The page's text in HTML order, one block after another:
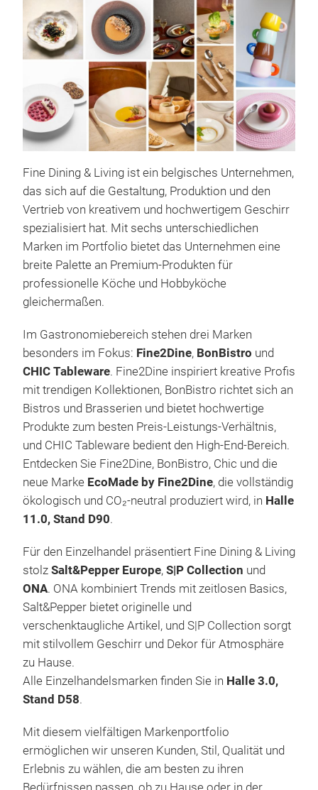
Fine Dining & Living ist ein belgisches Unternehmen,
das sich auf die Gestaltung, Produktion und den
Vertrieb von kreativem und hochwertigem Geschirr
spezialisiert hat. Mit sechs unterschiedlichen
Marken im Portfolio bietet das Unternehmen eine
breite Palette an Premium-Produkten für
professionelle Köche und Hobbyköche
gleichermaßen.
Im Gastronomiebereich stehen drei Marken
besonders im Fokus: Fine2Dine, BonBistro und
CHIC Tableware. Fine2Dine inspiriert kreative Profis
mit trendigen Kollektionen, BonBistro richtet sich an
Bistros und Brasserien und bietet hochwertige
Produkte zum besten Preis-Leistungs-Verhältnis,
und CHIC Tableware bedient den High-End-Bereich.
Entdecken Sie Fine2Dine, BonBistro, Chic und die
neue Marke EcoMade by Fine2Dine, die vollständig
ökologisch und CO₂-neutral produziert wird, in Halle
11.0, Stand D90.
Für den Einzelhandel präsentiert Fine Dining & Living
stolz Salt&Pepper Europe, S|P Collection und
ONA. ONA kombiniert Trends mit zeitlosen Basics,
Salt&Pepper bietet originelle und
verschenktaugliche Artikel, und S|P Collection sorgt
mit stilvollem Geschirr und Dekor für Atmosphäre
zu Hause.
Alle Einzelhandelsmarken finden Sie in Halle 3.0,
Stand D58.
Mit diesem vielfältigen Markenportfolio
ermöglichen wir unseren Kunden, Stil, Qualität und
Erlebnis zu wählen, die am besten zu ihren